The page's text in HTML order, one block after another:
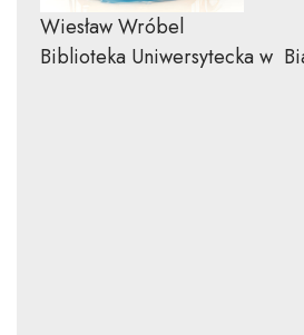
Wiesław Wróbel
Biblioteka Uniwersytecka w